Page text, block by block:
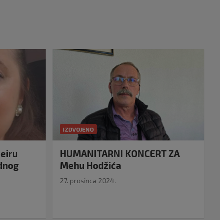
IZDVOJENO
HUMANITARNI KONCERT ZA
Mehu Hodžića
27. prosinca 2024.